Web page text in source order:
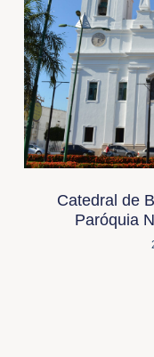
Catedral de
Paróquia